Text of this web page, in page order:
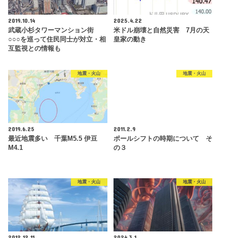
2019.10.14
武蔵小杉タワーマンション街
○○○を巡って住民同士が対立・相
互監視との情報も
2025.4.22
米ドル崩壊と自然災害 7月の天
皇家の動き
地震・火山
2019.6.25
最近地震多い 千葉M5.5 伊豆
M4.1
地震・火山
2011.2.9
ポールシフトの時期について そ
の３
地震・火山 地震・火山